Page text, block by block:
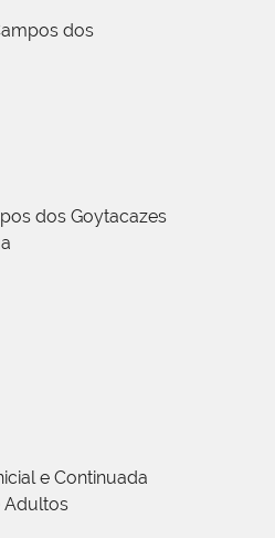
dos
dos Goytacazes
e Continuada
Adultos